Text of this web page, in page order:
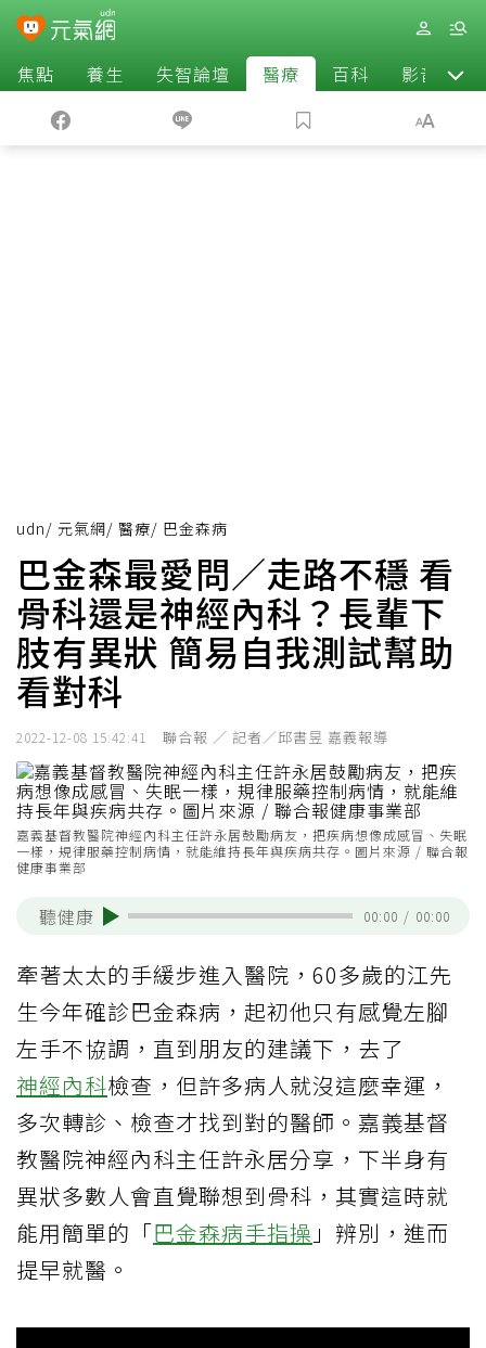
焦點 養生 失智論壇 醫療 百科 影音
udn/ 元氣網/ 醫療/ 巴金森病
巴金森最愛問／走路不穩 看
骨科還是神經內科？長輩下
肢有異狀 簡易自我測試幫助
看對科
2022-12-08 15:42:41 聯合報 ／ 記者／邱書昱 嘉義報導
嘉義基督教醫院神經內科主任許永居鼓勵病友，把疾病想像成感冒、失眠
一樣，規律服藥控制病情，就能維持長年與疾病共存。圖片來源 / 聯合報
健康事業部
聽健康 00:00 / 00:00
牽著太太的手緩步進入醫院，60多歲的江先
生今年確診巴金森病，起初他只有感覺左腳
左手不協調，直到朋友的建議下，去了
神經內科檢查，但許多病人就沒這麼幸運，
多次轉診、檢查才找到對的醫師。嘉義基督
教醫院神經內科主任許永居分享，下半身有
異狀多數人會直覺聯想到骨科，其實這時就
能用簡單的「巴金森病手指操 」辨別，進而
提早就醫。